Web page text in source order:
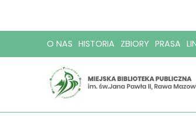
O NAS HISTORIA ZBIORY PRASA